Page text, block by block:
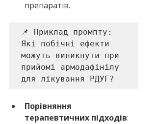
препаратів.
📌 Приклад промпту:
Які побічні ефекти
можуть виникнути при
прийомі армодафінілу
для лікування РДУГ?
Порівняння
терапевтичних підходів: